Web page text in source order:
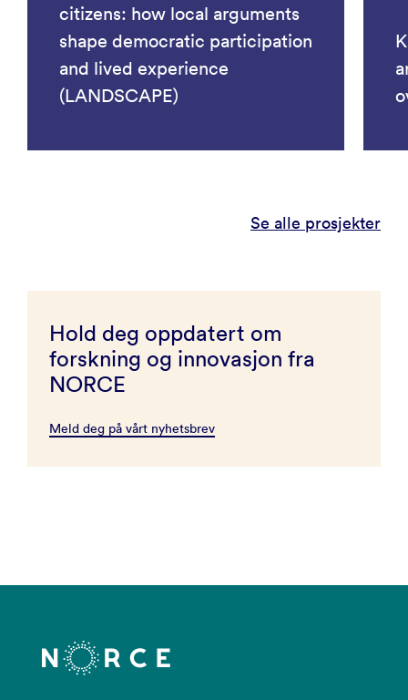
citizens: how local arguments
shape democratic participation
and lived experience
(LANDSCAPE)
Se alle prosjekter
Hold deg oppdatert om
forskning og innovasjon fra
NORCE
Meld deg på vårt nyhetsbrev